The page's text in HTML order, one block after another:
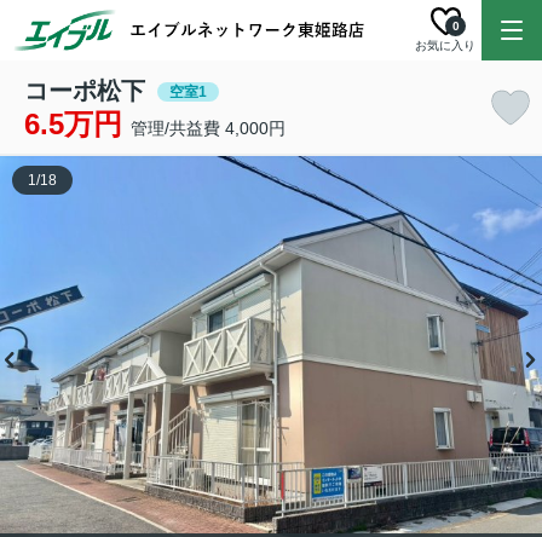
お気に入り
0
コーポ松下 空室1
6.5万円 管理/共益費 4,000円
1/18